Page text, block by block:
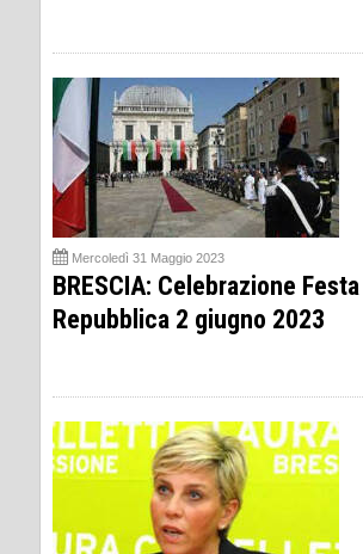
Mercoledì 31 Maggio 2023
BRESCIA: Celebrazione
Repubblica 2 giugno 2023